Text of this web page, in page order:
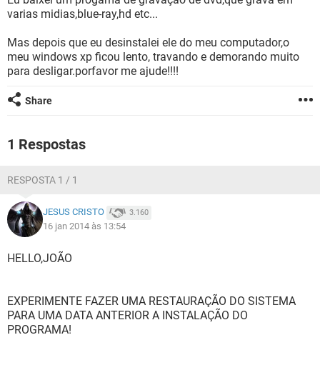
GUIA DE COMPRAS
varias midias,blue-ray,hd etc...
Mas depois que eu desinstalei ele do meu computador,o
meu windows xp ficou lento, travando e demorando muito
para desligar.porfavor me ajude!!!!
Share
1 Respostas
RESPOSTA 1 / 1
JESUS CRISTO 3.160
16 jan 2014 às 13:54
HELLO,JOÃO
EXPERIMENTE FAZER UMA RESTAURAÇÃO DO SISTEMA
PARA UMA DATA ANTERIOR A INSTALAÇÃO DO
PROGRAMA!